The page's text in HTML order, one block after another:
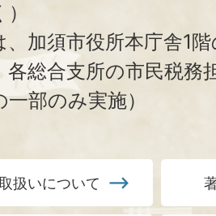
、加須市役所本庁舎1
各総合支所の市民税務
部のみ実施）
扱いについて